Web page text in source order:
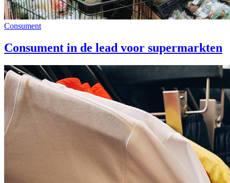
Consument
Consument in de lead voor supermarkten